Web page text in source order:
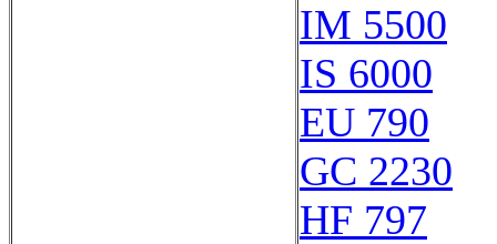
IM 5500
IS 6000
EU 790
GC 2230
HF 797